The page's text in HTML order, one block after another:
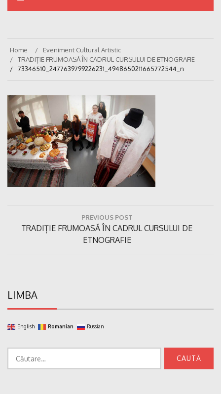
Home
Eveniment Cultural Artistic
TRADIȚIE FRUMOASĂ ÎN CADRUL CURSULUI DE ETNOGRAFIE
73346510_2477639799226231_4948650211665772544_n
articole
PREVIOUS POST
Previous
TRADIȚIE FRUMOASĂ ÎN CADRUL CURSULUI DE
ETNOGRAFIE
LIMBA
English Romanian Russian